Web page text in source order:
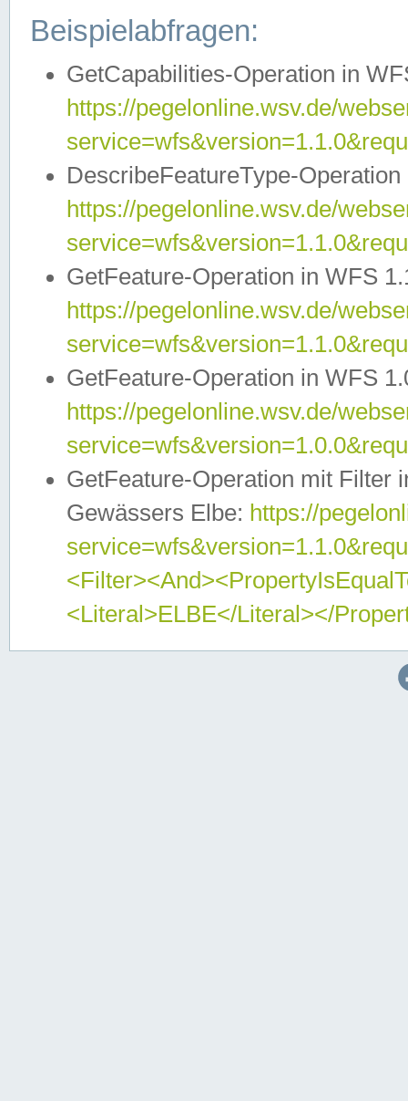
Beispielabfragen:
GetCapabilities-Operation in
https://pegelonline.wsv.de/
DescribeFeatureType-
https://pegelonline.wsv.de/
GetFeature-Operation in WFS
https://pegelonline.wsv.de/
GetFeature-Operation in WFS
https://pegelonline.wsv.de/
GetFeature-Operation mit Filter
Gewässers Elbe: https://
<Literal>ELBE</Literal></